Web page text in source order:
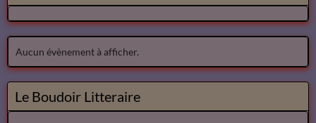
Aucun évènement à afficher.
Le Boudoir Litteraire